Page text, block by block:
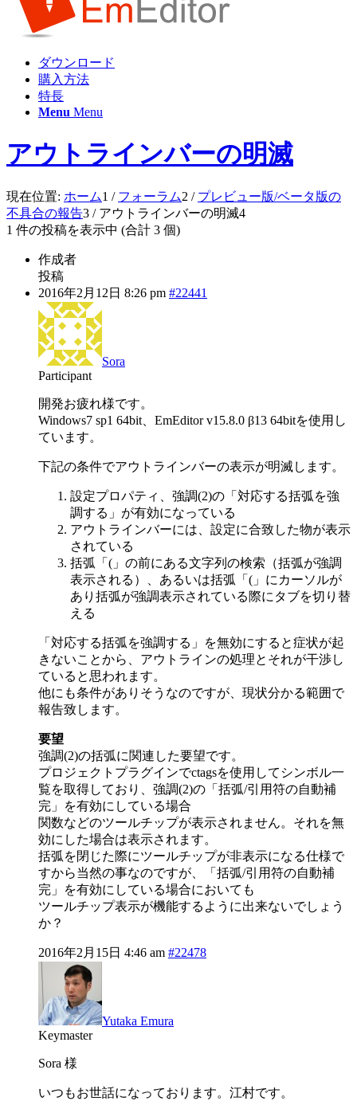
ダウンロード
購入方法
特長
Menu Menu
アウトラインバーの明滅
現在位置: ホーム1 / フォーラム2 / プレビュー版/ベータ版の
不具合の報告3 / アウトラインバーの明滅4
1 件の投稿を表示中 (合計 3 個)
作成者
投稿
2016年2月12日 8:26 pm #22441
Sora
Participant
開発お疲れ様です。
Windows7 sp1 64bit、EmEditor v15.8.0 β13 64bitを使用し
ています。
下記の条件でアウトラインバーの表示が明滅します。
設定プロパティ、強調(2)の「対応する括弧を強
調する」が有効になっている
アウトラインバーには、設定に合致した物が表示
されている
括弧「(」の前にある文字列の検索（括弧が強調
表示される）、あるいは括弧「(」にカーソルが
あり括弧が強調表示されている際にタブを切り替
える
「対応する括弧を強調する」を無効にすると症状が起
きないことから、アウトラインの処理とそれが干渉し
ていると思われます。
他にも条件がありそうなのですが、現状分かる範囲で
報告致します。
要望
強調(2)の括弧に関連した要望です。
プロジェクトプラグインでctagsを使用してシンボル一
覧を取得しており、強調(2)の「括弧/引用符の自動補
完」を有効にしている場合
関数などのツールチップが表示されません。それを無
効にした場合は表示されます。
括弧を閉じた際にツールチップが非表示になる仕様で
すから当然の事なのですが、「括弧/引用符の自動補
完」を有効にしている場合においても
ツールチップ表示が機能するように出来ないでしょう
か？
2016年2月15日 4:46 am #22478
Yutaka Emura
Keymaster
Sora 様
いつもお世話になっております。江村です。